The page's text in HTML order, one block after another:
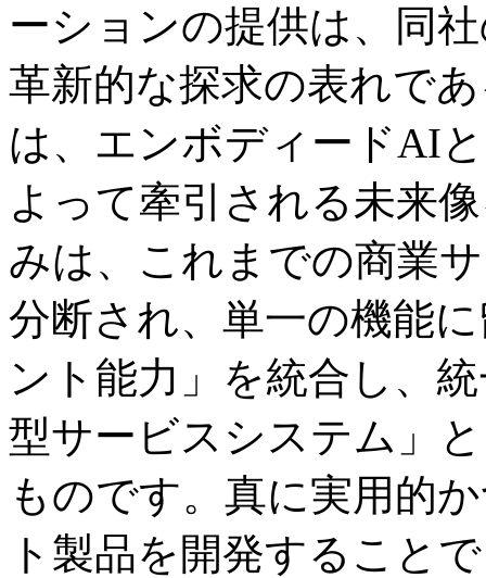
ーションの提供は、同
革新的な探求の表れで
は、エンボディードAI
よって牽引される未来
みは、これまでの商業
分断され、単一の機能
ント能力」を統合し、
型サービスシステム」
ものです。真に実用的
ト製品を開発すること